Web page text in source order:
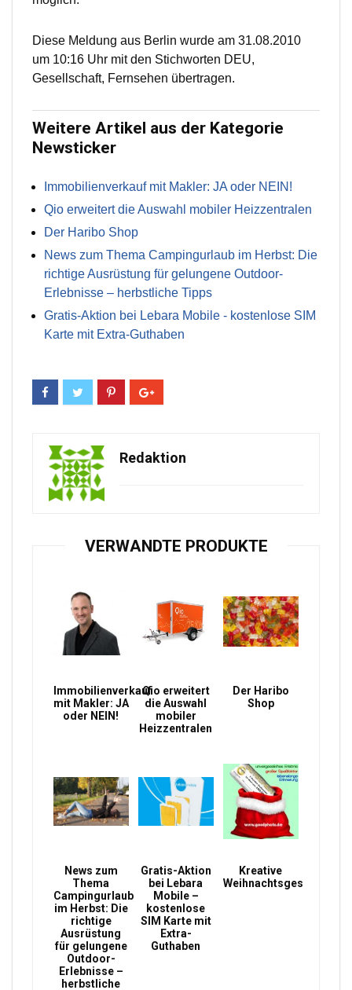
Diese Meldung aus Berlin wurde am 31.08.2010
um 10:16 Uhr mit den Stichworten DEU,
Gesellschaft, Fernsehen übertragen.
Weitere Artikel aus der Kategorie
Newsticker
Immobilienverkauf mit Makler: JA oder NEIN!
Qio erweitert die Auswahl mobiler Heizzentralen
Der Haribo Shop
News zum Thema Campingurlaub im Herbst: Die
richtige Ausrüstung für gelungene Outdoor-
Erlebnisse – herbstliche Tipps
Gratis-Aktion bei Lebara Mobile - kostenlose SIM
Karte mit Extra-Guthaben
Redaktion
VERWANDTE PRODUKTE
Immobilienverkauf
mit Makler: JA
oder NEIN!
Qio erweitert
die Auswahl
mobiler
Heizzentralen
Der Haribo
Shop
News zum
Thema
Campingurlaub
im Herbst: Die
richtige
Ausrüstung
für gelungene
Outdoor-
Erlebnisse –
herbstliche
Gratis-Aktion
bei Lebara
Mobile –
kostenlose
SIM Karte mit
Extra-
Guthaben
Kreative
Weihnachtsgeschenke